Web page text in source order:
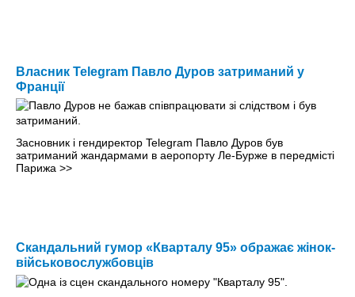
Власник Telegram Павло Дуров затриманий у
Франції
Засновник і гендиректор Telegram Павло Дуров був
затриманий жандармами в аеропорту Ле-Бурже в передмісті
Парижа >>
Скандальний гумор «Кварталу 95» ображає жінок-
військовослужбовців